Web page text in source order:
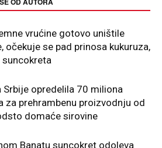
vrućine gotovo uništile
očekuje se pad prinosa kukuruza,
Srbije opredelila 70 miliona
za prehrambenu proizvodnju od
domaće sirovine
Banatu suncokret odoleva